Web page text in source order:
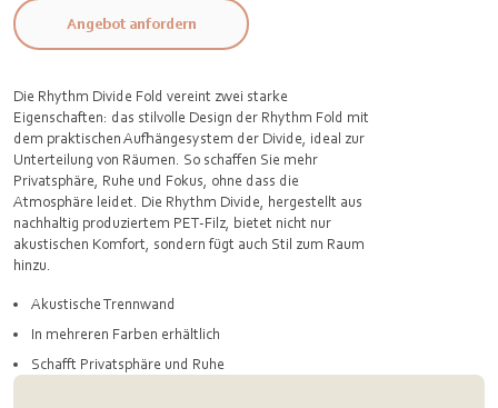
Angebot anfordern
Die Rhythm Divide Fold vereint zwei starke
Eigenschaften: das stilvolle Design der Rhythm Fold mit
dem praktischen Aufhängesystem der Divide, ideal zur
Unterteilung von Räumen. So schaffen Sie mehr
Privatsphäre, Ruhe und Fokus, ohne dass die
Atmosphäre leidet. Die Rhythm Divide, hergestellt aus
nachhaltig produziertem PET-Filz, bietet nicht nur
akustischen Komfort, sondern fügt auch Stil zum Raum
hinzu.
Akustische Trennwand
In mehreren Farben erhältlich
Schafft Privatsphäre und Ruhe